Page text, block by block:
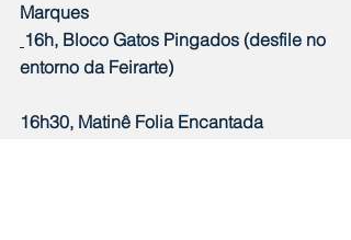
Marques
16h, Bloco Gatos Pingados (desfile no
entorno da Feirarte)
16h30, Matinê Folia Encantada